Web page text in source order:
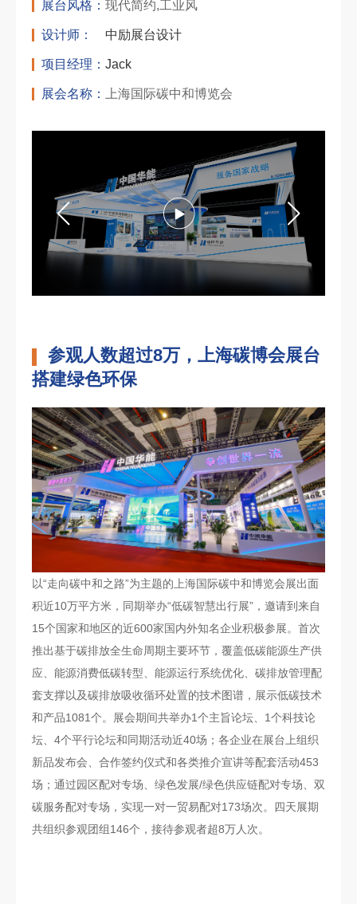
展台风格： 现代简约,工业风
设计师： 中励展台设计
项目经理： Jack
展会名称： 上海国际碳中和博览会
参观人数超过8万，上海碳博会展台
搭建绿色环保
以“走向碳中和之路”为主题的上海国际碳中和博览会展出面
积近10万平方米，同期举办“低碳智慧出行展”，邀请到来自
15个国家和地区的近600家国内外知名企业积极参展。首次
推出基于碳排放全生命周期主要环节，覆盖低碳能源生产供
应、能源消费低碳转型、能源运行系统优化、碳排放管理配
套支撑以及碳排放吸收循环处置的技术图谱，展示低碳技术
和产品1081个。展会期间共举办1个主旨论坛、1个科技论
坛、4个平行论坛和同期活动近40场；各企业在展台上组织
新品发布会、合作签约仪式和各类推介宣讲等配套活动453
场；通过园区配对专场、绿色发展/绿色供应链配对专场、双
碳服务配对专场，实现一对一贸易配对173场次。四天展期
共组织参观团组146个，接待参观者超8万人次。